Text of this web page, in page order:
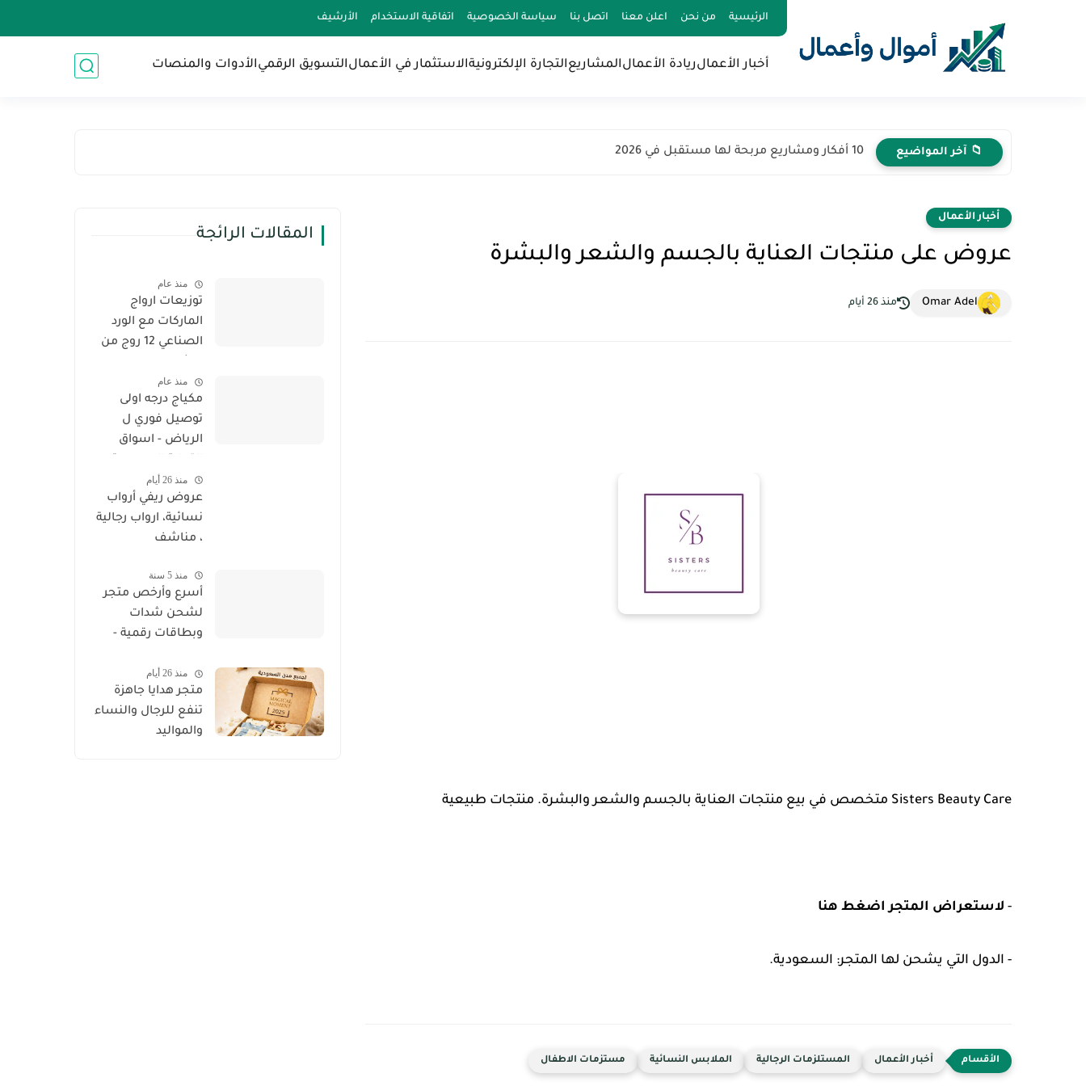
الرئيسية من نحن اعلن معنا اتصل بنا سياسة الخصوصية اتفاقية الاستخدام الأرشيف
أخبار الأعمالريادة الأعمالالمشاريعالتجارة الإلكترونيةالاستثمار في الأعمالالتسويق الرقميالأدوات والمنصات
📁 آخر المواضيع 10 أفكار ومشاريع مربحة لها مستقبل في 2026
أخبار الأعمال
عروض على منتجات العناية بالجسم والشعر والبشرة
Omar Adel منذ 26 أيام
Sisters Beauty Care متخصص في بيع منتجات العناية بالجسم والشعر والبشرة. منتجات طبيعية
- لاستعراض المتجر اضغط هنا
- الدول التي يشحن لها المتجر: السعودية.
أخبار الأعمال المستلزمات الرجالية الملابس النسائية مستزمات الاطفال
المقالات الرائجة
منذ عام
توزيعات ارواج
الماركات مع الورد
الصناعي 12 روج من
وحسم
منذ عام
مكياج درجه اولى
توصيل فوري ل
الرياض - اسواق
منذ 26 أيام
عروض ريفي أرواب
نسائية، ارواب رجالية
، مناشف
منذ 5 سنة
أسرع وأرخص متجر
لشحن شدات
وبطاقات رقمية -
السعودية
منذ 26 أيام
متجر هدايا جاهزة
تنفع للرجال والنساء
والمواليد